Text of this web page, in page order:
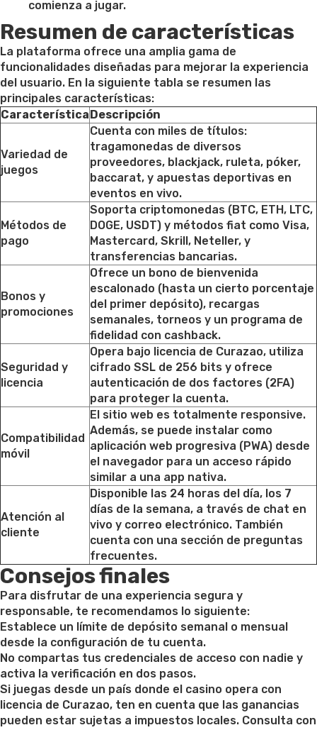
comienza a jugar.
Resumen de características
La plataforma ofrece una amplia gama de
funcionalidades diseñadas para mejorar la experiencia
del usuario. En la siguiente tabla se resumen las
principales características:
Característica Descripción
Variedad de
juegos
Cuenta con miles de títulos:
tragamonedas de diversos
proveedores, blackjack, ruleta, póker,
baccarat, y apuestas deportivas en
eventos en vivo.
Métodos de
pago
Soporta criptomonedas (BTC, ETH, LTC,
DOGE, USDT) y métodos fiat como Visa,
Mastercard, Skrill, Neteller, y
transferencias bancarias.
Bonos y
promociones
Ofrece un bono de bienvenida
escalonado (hasta un cierto porcentaje
del primer depósito), recargas
semanales, torneos y un programa de
fidelidad con cashback.
Seguridad y
licencia
Opera bajo licencia de Curazao, utiliza
cifrado SSL de 256 bits y ofrece
autenticación de dos factores (2FA)
para proteger la cuenta.
Compatibilidad
móvil
El sitio web es totalmente responsive.
Además, se puede instalar como
aplicación web progresiva (PWA) desde
el navegador para un acceso rápido
similar a una app nativa.
Atención al
cliente
Disponible las 24 horas del día, los 7
días de la semana, a través de chat en
vivo y correo electrónico. También
cuenta con una sección de preguntas
frecuentes.
Consejos finales
Para disfrutar de una experiencia segura y
responsable, te recomendamos lo siguiente:
Establece un límite de depósito semanal o mensual
desde la configuración de tu cuenta.
No compartas tus credenciales de acceso con nadie y
activa la verificación en dos pasos.
Si juegas desde un país donde el casino opera con
licencia de Curazao, ten en cuenta que las ganancias
pueden estar sujetas a impuestos locales. Consulta con